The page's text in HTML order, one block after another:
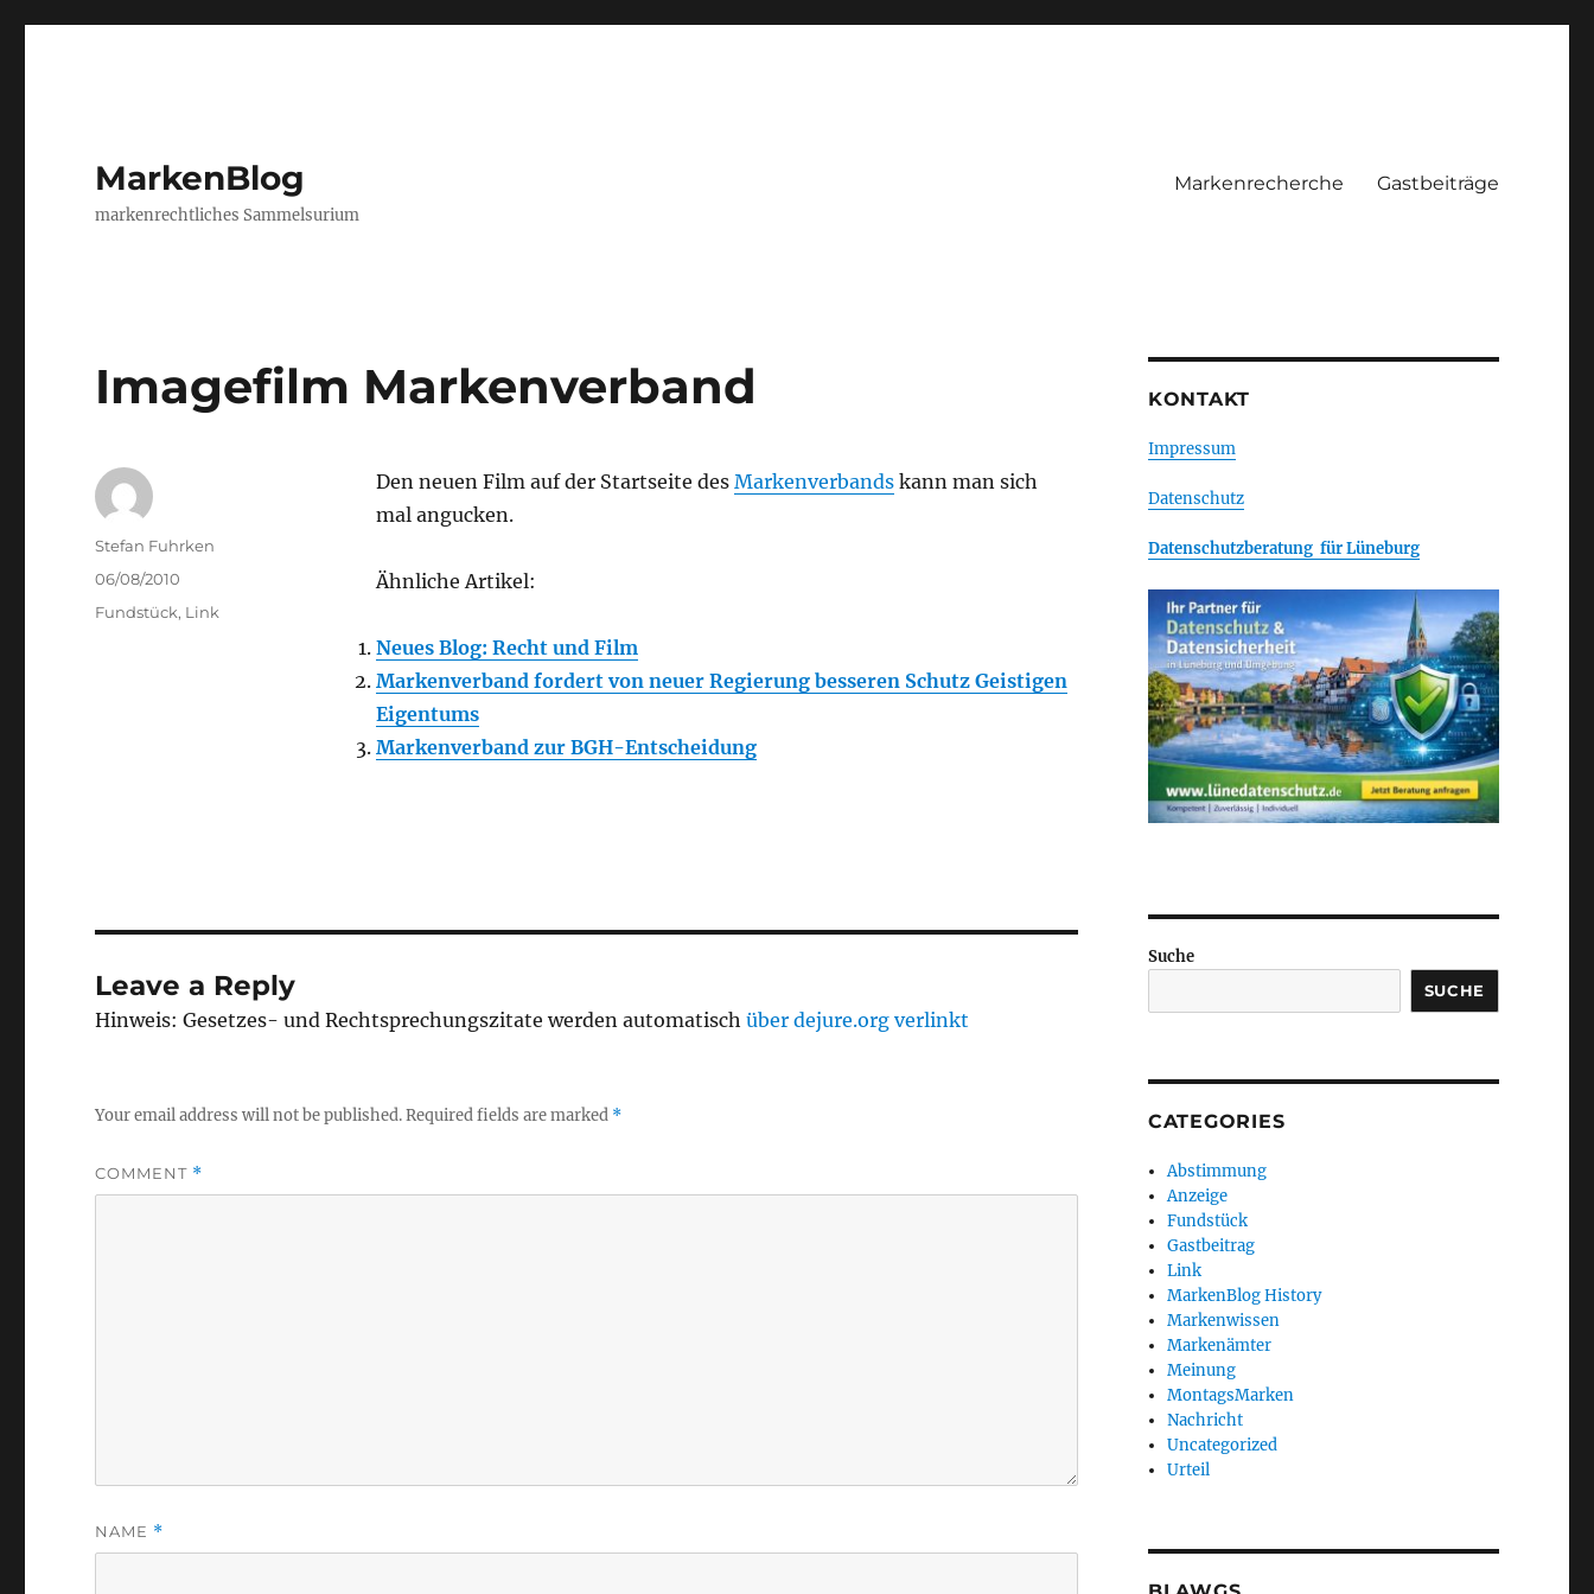
MarkenBlog
markenrechtliches Sammelsurium
Markenrecherche Gastbeiträge
Imagefilm Markenverband
Den neuen Film auf der Startseite des Markenverbandskann man sich
mal angucken.
Ähnliche Artikel:
Neues Blog: Recht und Film
Markenverband fordert von neuer Regierung besseren Schutz Geistigen
Eigentums
Markenverband zur BGH-Entscheidung
Author
Stefan Fuhrken
Posted
06/08/2010
Categories
Fundstück, Link
Leave a Reply
Hinweis: Gesetzes- und Rechtsprechungszitate werden automatischüber dejure.org verlinkt
Your email address will not be published.Required fields are marked *
COMMENT *
NAME *
KONTAKT
Impressum
Datenschutz
Datenschutzberatung für Lüneburg
Suche
SUCHE
CATEGORIES
Abstimmung
Anzeige
Fundstück
Gastbeitrag
Link
MarkenBlog History
Markenwissen
Markenämter
Meinung
MontagsMarken
Nachricht
Uncategorized
Urteil